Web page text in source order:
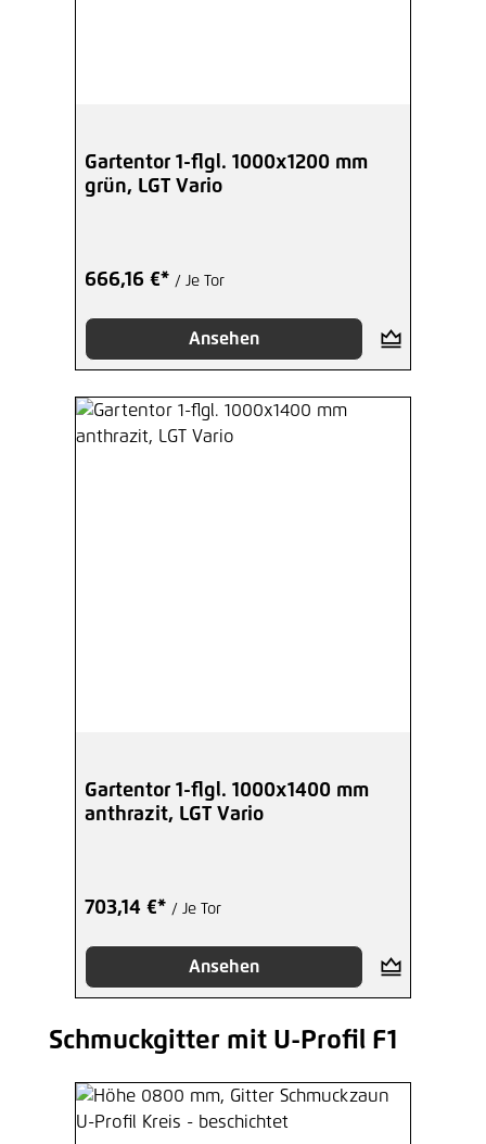
Gartentor 1-flgl. 1000x1200 mm
grün, LGT Vario
666,16 €* / Je Tor
Ansehen
Gartentor 1-flgl. 1000x1400 mm
anthrazit, LGT Vario
703,14 €* / Je Tor
Ansehen
Produktgalerie überspringen
Schmuckgitter mit U-Profil F1